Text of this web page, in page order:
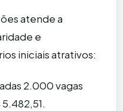
atende a
e
iniciais atrativos:
2.000 vagas